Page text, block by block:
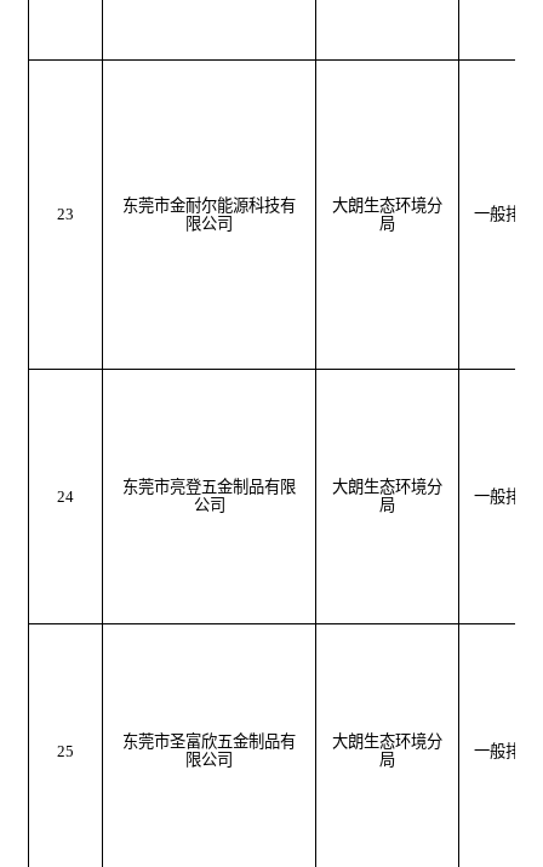
23
东莞市金耐尔能源科技有
限公司
大朗生态环境分
局
一般排污
24
东莞市亮登五金制品有限
公司
大朗生态环境分
局
一般排污
25
东莞市圣富欣五金制品有
限公司
大朗生态环境分
局
一般排污